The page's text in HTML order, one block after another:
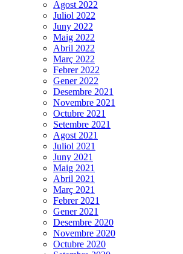
Agost 2022
Juliol 2022
Juny 2022
Maig 2022
Abril 2022
Març 2022
Febrer 2022
Gener 2022
Desembre 2021
Novembre 2021
Octubre 2021
Setembre 2021
Agost 2021
Juliol 2021
Juny 2021
Maig 2021
Abril 2021
Març 2021
Febrer 2021
Gener 2021
Desembre 2020
Novembre 2020
Octubre 2020